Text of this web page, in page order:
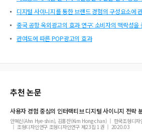
디지털 사이니지를 통한 브랜드 경험의 구성요소에
중국 공항 옥외광고의 효과 연구: 소비자의 맥락성을
관여도에 따른 POP광고의 효과
추천 논문
사용자 경험 중심의 인터랙티브 디지털사이니지 전략
안혜신(Ahn Hye-shin), 김홍찬(Kim Hong-chan)
한국조형디자
조형디자인연구 조형디자인연구 제23집 1권
2020.03